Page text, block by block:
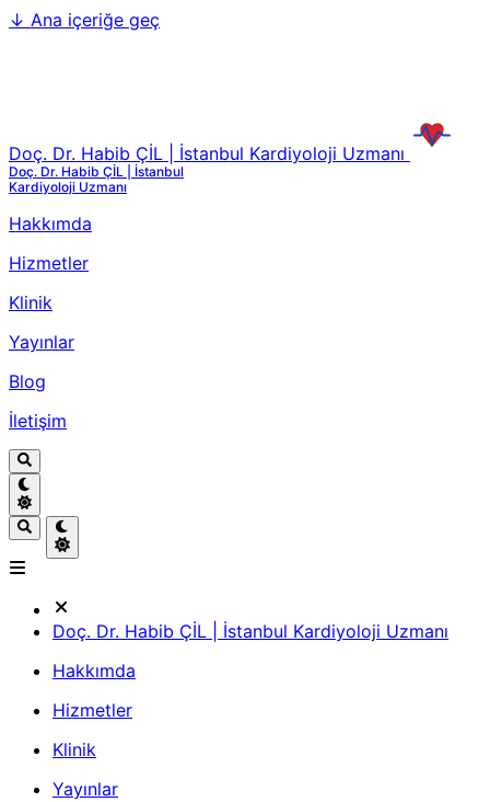
↓ Ana içeriğe geç
Doç. Dr. Habib ÇİL | İstanbul Kardiyoloji Uzmanı
Doç. Dr. Habib ÇİL | İstanbul
Kardiyoloji Uzmanı
Hakkımda
Hizmetler
Klinik
Yayınlar
Blog
İletişim
Doç. Dr. Habib ÇİL | İstanbul Kardiyoloji Uzmanı
Hakkımda
Hizmetler
Klinik
Yayınlar